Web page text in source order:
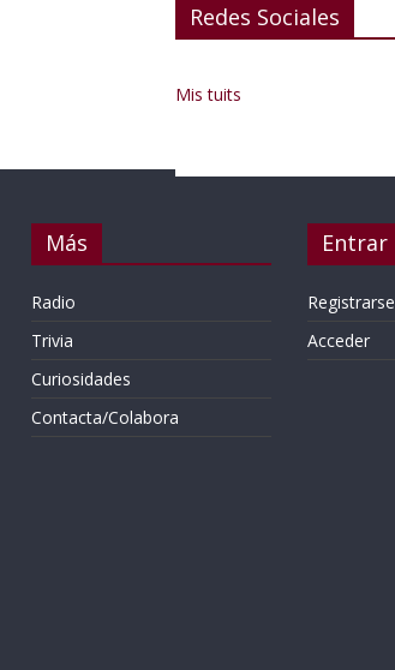
Redes Sociales
Mis tuits
Más
Radio
Trivia
Curiosidades
Contacta/Colabora
Entrar
Registrarse
Acceder